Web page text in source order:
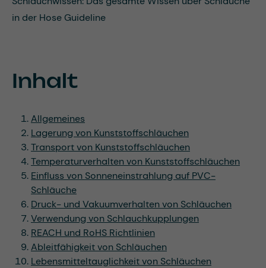
in der Hose Guideline
Inhalt
Allgemeines
Lagerung von Kunststoffschläuchen
Transport von Kunststoffschläuchen
Temperaturverhalten von Kunststoffschläuchen
Einfluss von Sonneneinstrahlung auf PVC-
Schläuche
Druck- und Vakuumverhalten von Schläuchen
Verwendung von Schlauchkupplungen
REACH und RoHS Richtlinien
Ableitfähigkeit von Schläuchen
Lebensmitteltauglichkeit von Schläuchen